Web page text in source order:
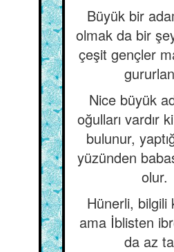
Büyük bir
olmak da bir
çeşit gençler
Nice büyük
oğulları vardır
bulunur,
yüzünden
olur.
Hünerli, bilgili
ama İblisten
da az